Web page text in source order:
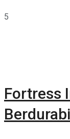
5
Fortress